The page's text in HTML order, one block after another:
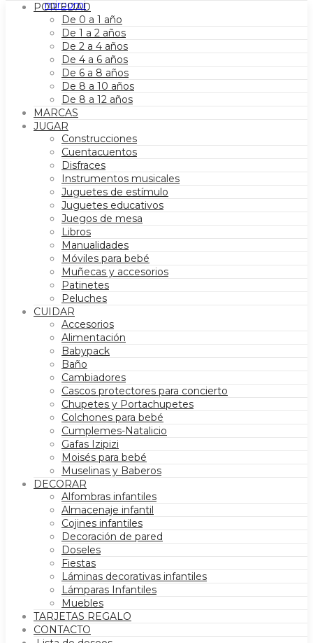
POR EDAD
De 0 a 1 año
De 1 a 2 años
De 2 a 4 años
De 4 a 6 años
De 6 a 8 años
De 8 a 10 años
De 8 a 12 años
MARCAS
JUGAR
Construcciones
Cuentacuentos
Disfraces
Instrumentos musicales
Juguetes de estímulo
Juguetes educativos
Juegos de mesa
Libros
Manualidades
Móviles para bebé
Muñecas y accesorios
Patinetes
Peluches
CUIDAR
Accesorios
Alimentación
Babypack
Baño
Cambiadores
Cascos protectores para concierto
Chupetes y Portachupetes
Colchones para bebé
Cumplemes-Natalicio
Gafas Izipizi
Moisés para bebé
Muselinas y Baberos
DECORAR
Alfombras infantiles
Almacenaje infantil
Cojines infantiles
Decoración de pared
Doseles
Fiestas
Láminas decorativas infantiles
Lámparas Infantiles
Muebles
TARJETAS REGALO
CONTACTO